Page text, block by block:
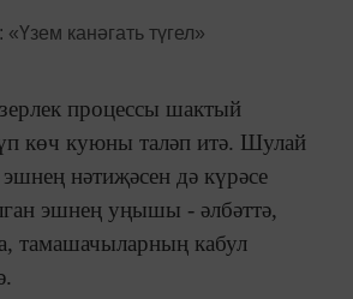
процессы шактый
көч куюны таләп итә. Шулай
нәтиҗәсен дә күрәсе
эшнең уңышы - әлбәттә,
тамашачыларның кабул